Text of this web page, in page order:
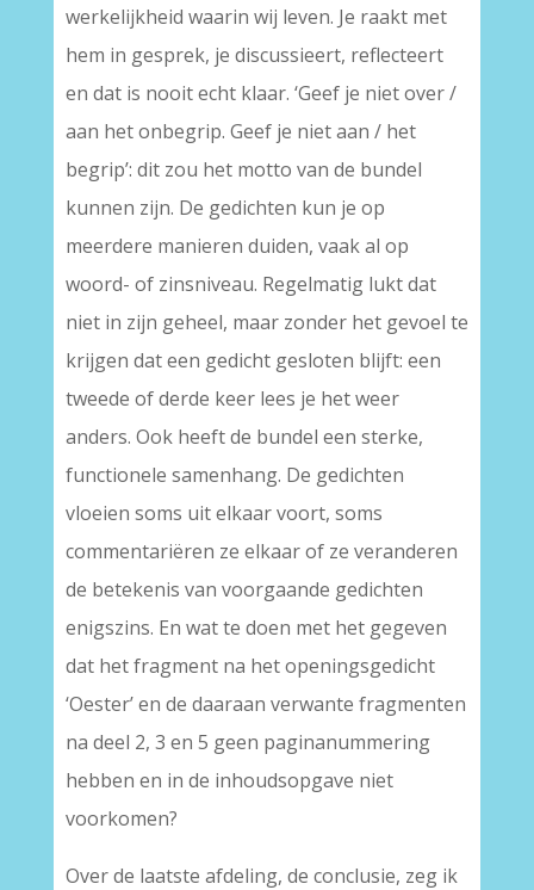
werkelijkheid waarin wij leven. Je raakt met
hem in gesprek, je discussieert, reflecteert
en dat is nooit echt klaar. ‘Geef je niet over /
aan het onbegrip. Geef je niet aan / het
begrip’: dit zou het motto van de bundel
kunnen zijn. De gedichten kun je op
meerdere manieren duiden, vaak al op
woord- of zinsniveau. Regelmatig lukt dat
niet in zijn geheel, maar zonder het gevoel te
krijgen dat een gedicht gesloten blijft: een
tweede of derde keer lees je het weer
anders. Ook heeft de bundel een sterke,
functionele samenhang. De gedichten
vloeien soms uit elkaar voort, soms
commentariëren ze elkaar of ze veranderen
de betekenis van voorgaande gedichten
enigszins. En wat te doen met het gegeven
dat het fragment na het openingsgedicht
‘Oester’ en de daaraan verwante fragmenten
na deel 2, 3 en 5 geen paginanummering
hebben en in de inhoudsopgave niet
voorkomen?
Over de laatste afdeling, de conclusie, zeg ik